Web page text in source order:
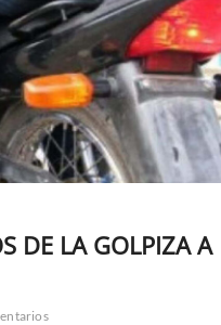
DE LA GOLPIZA A